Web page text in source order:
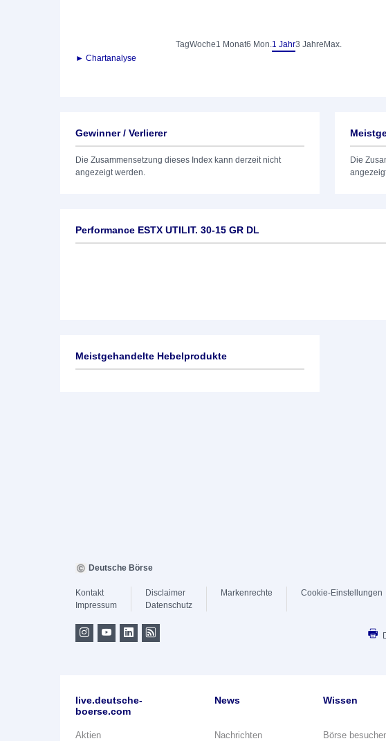
TagWoche1 Monat6 Mon.1 Jahr3 Jahre Max.
► Chartanalyse
Gewinner / Verlierer
Die Zusammensetzung dieses Index kann derzeit nicht
angezeigt werden.
Die
Performance ESTX UTILIT. 30-15 GR DL
Meistgehandelte Hebelprodukte
Deutsche Börse
Kontakt
Impressum
Disclaimer
Datenschutz
Markenrechte Cookie-Einstellungen
live.deutsche-
boerse.com
Aktien
News
Nachrichten
Wissen
Börse